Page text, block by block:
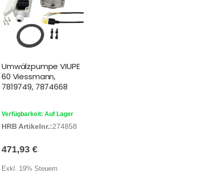
Umwälzpumpe VIUPE
60 Viessmann,
7819749, 7874668
Verfügbarkeit: Auf Lager
HRB Artikelnr.:274858
471,93 €
Exkl. 19% Steuern